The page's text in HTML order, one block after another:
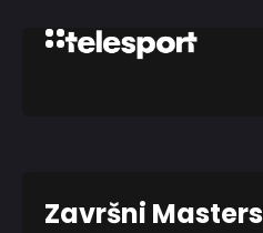
Završni Masters